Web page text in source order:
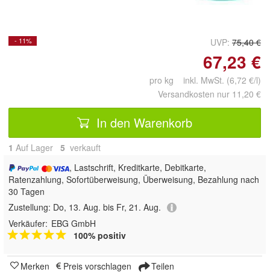
- 11% UVP: 75,40 €
67,23 €
pro kg inkl. MwSt. (6,72 €/l)
Versandkosten nur 11,20 €
In den Warenkorb
1 Auf Lager 5 verkauft
, Lastschrift, Kreditkarte, Debitkarte,
Ratenzahlung, Sofortüberweisung, Überweisung, Bezahlung nach
30 Tagen
Zustellung: Do, 13. Aug. bis Fr, 21. Aug.
Verkäufer: EBG GmbH
100% positiv
Merken Preis vorschlagen Teilen